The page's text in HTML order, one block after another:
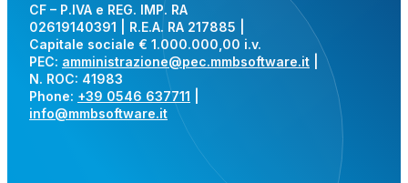
CF – P.IVA e REG. IMP. RA
02619140391 | R.E.A. RA 217885 |
Capitale sociale € 1.000.000,00 i.v.
PEC: amministrazione@pec.mmbsoftware.it
N. ROC: 41983
Phone: +39 0546 637711
info@mmbsoftware.it